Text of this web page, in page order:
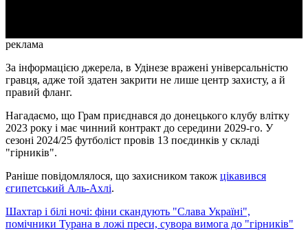
реклама
За інформацією джерела, в Удінезе вражені універсальністю
гравця, адже той здатен закрити не лише центр захисту, а й
правий фланг.
Нагадаємо, що Грам приєднався до донецького клубу влітку
2023 року і має чинний контракт до середини 2029-го. У
сезоні 2024/25 футболіст провів 13 поєдинків у складі
"гірників".
Раніше повідомлялося, що захисником також цікавився
єгипетський Аль-Ахлі.
Шахтар і білі ночі: фіни скандують "Слава Україні",
помічники Турана в ложі преси, сувора вимога до "гірників"